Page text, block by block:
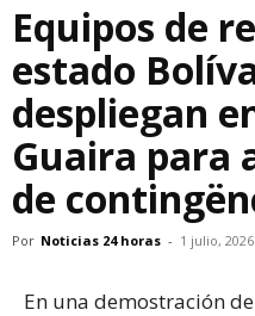
Equipos de
estado
despliegan
Guaira para
de
Por Noticias 24 horas - 1 julio, 2026
En una demostración